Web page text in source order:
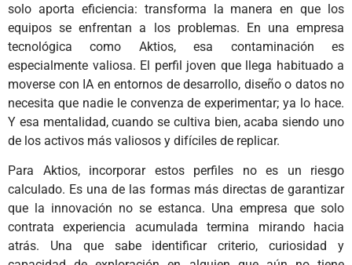
solo aporta eficiencia: transforma la manera en que los
equipos se enfrentan a los problemas. En una empresa
tecnológica como Aktios, esa contaminación es
especialmente valiosa. El perfil joven que llega habituado a
moverse con IA en entornos de desarrollo, diseño o datos no
necesita que nadie le convenza de experimentar; ya lo hace.
Y esa mentalidad, cuando se cultiva bien, acaba siendo uno
de los activos más valiosos y difíciles de replicar.
Para Aktios, incorporar estos perfiles no es un riesgo
calculado. Es una de las formas más directas de garantizar
que la innovación no se estanca. Una empresa que solo
contrata experiencia acumulada termina mirando hacia
atrás. Una que sabe identificar criterio, curiosidad y